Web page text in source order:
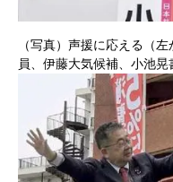
（写真）声援に応える（
員、伊藤大気候補、小池